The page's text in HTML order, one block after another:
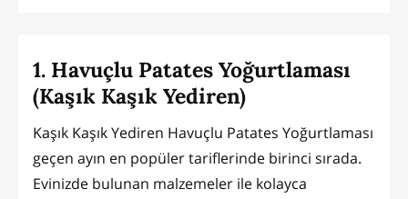
1. Havuçlu Patates Yoğurtlaması
(Kaşık Kaşık Yediren)
Kaşık Kaşık Yediren Havuçlu Patates Yoğurtlaması
geçen ayın en popüler tariflerinde birinci sırada.
Evinizde bulunan malzemeler ile kolayca